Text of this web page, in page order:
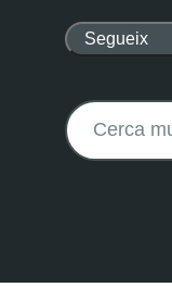
Segueix
Buscar: